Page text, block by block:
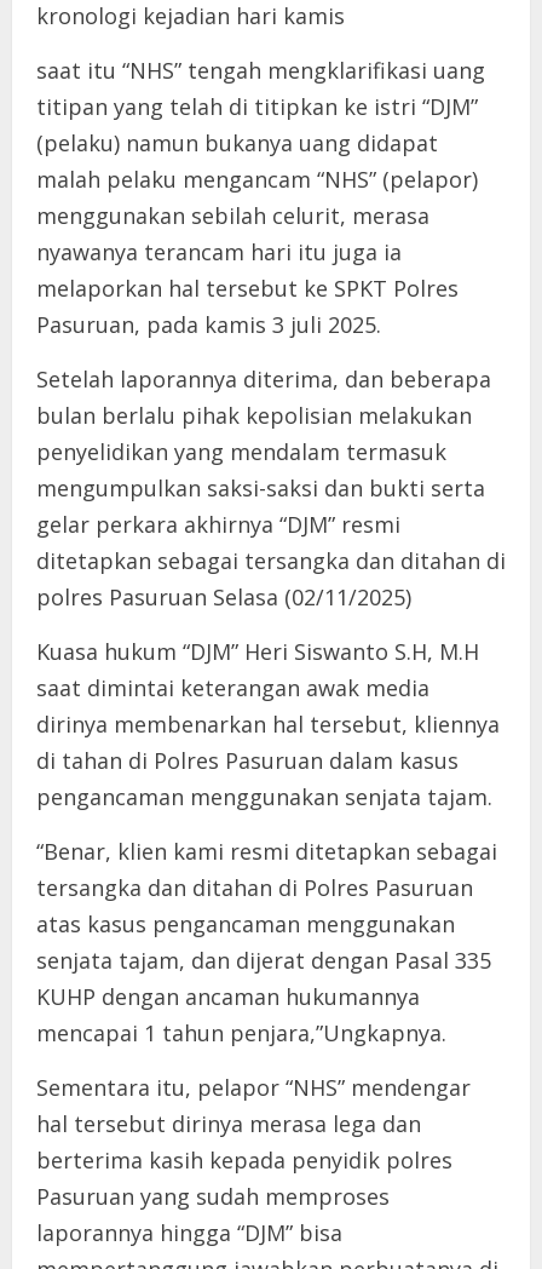
kronologi kejadian hari kamis
saat itu “NHS” tengah mengklarifikasi uang
titipan yang telah di titipkan ke istri “DJM”
(pelaku) namun bukanya uang didapat
malah pelaku mengancam “NHS” (pelapor)
menggunakan sebilah celurit, merasa
nyawanya terancam hari itu juga ia
melaporkan hal tersebut ke SPKT Polres
Pasuruan, pada kamis 3 juli 2025.
Setelah laporannya diterima, dan beberapa
bulan berlalu pihak kepolisian melakukan
penyelidikan yang mendalam termasuk
mengumpulkan saksi-saksi dan bukti serta
gelar perkara akhirnya “DJM” resmi
ditetapkan sebagai tersangka dan ditahan di
polres Pasuruan Selasa (02/11/2025)
Kuasa hukum “DJM” Heri Siswanto S.H, M.H
saat dimintai keterangan awak media
dirinya membenarkan hal tersebut, kliennya
di tahan di Polres Pasuruan dalam kasus
pengancaman menggunakan senjata tajam.
“Benar, klien kami resmi ditetapkan sebagai
tersangka dan ditahan di Polres Pasuruan
atas kasus pengancaman menggunakan
senjata tajam, dan dijerat dengan Pasal 335
KUHP dengan ancaman hukumannya
mencapai 1 tahun penjara,”Ungkapnya.
Sementara itu, pelapor “NHS” mendengar
hal tersebut dirinya merasa lega dan
berterima kasih kepada penyidik polres
Pasuruan yang sudah memproses
laporannya hingga “DJM” bisa